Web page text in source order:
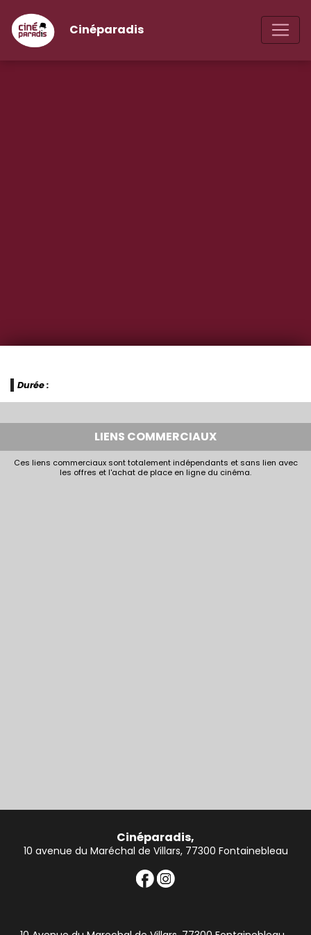
Cinéparadis
Durée :
LIENS COMMERCIAUX
Ces liens commerciaux sont totalement indépendants et sans lien avec
les offres et l'achat de place en ligne du cinéma.
Cinéparadis,
10 avenue du Maréchal de Villars, 77300 Fontainebleau